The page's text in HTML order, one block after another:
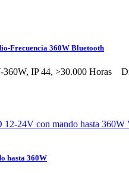
Frecuencia 360W Bluetooth
IP 44, >30.000 Horas
hasta 360W